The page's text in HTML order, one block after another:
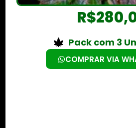
R$
Pack com 3
COMPRAR VIA